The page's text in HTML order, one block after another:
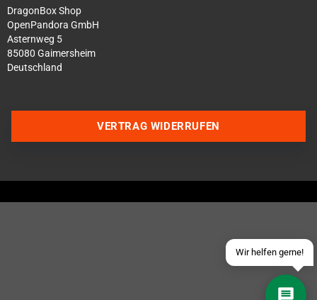
DragonBox Shop
OpenPandora GmbH
Asternweg 5
85080 Gaimersheim
Deutschland
Wir helfen gerne!
Schick uns eine eMail
VERTRAG WIDERRUFEN